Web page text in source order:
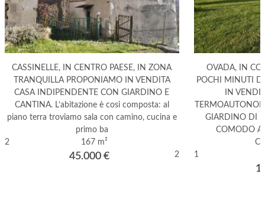
CASSINELLE, IN CENTRO PAESE, IN ZONA
TRANQUILLA PROPONIAMO IN VENDITA
CASA INDIPENDENTE CON GIARDINO E
CANTINA. L’abitazione è cosi composta: al
piano terra troviamo sala con camino, cucina e
primo ba
2
167 m²
2
45.000 €
OVADA, IN
POCHI MINUTI
IN
GIARDINO DI
COMODO
1